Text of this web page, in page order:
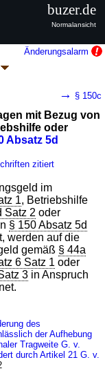
Änderungsalarm
- (SGB XI)
geändert durch
Übergangsrecht
der durch das
verursachten
→ § 150c
mit Bezug von
oder
Absatz 5d
zitiert
im
1, Betriebshilfe
Satz 2 oder
§ 150 Absatz 5d
werden auf die
gemäß § 44a
6 Satz 1 oder
3 in Anspruch
des
der Aufhebung
Tragweite G. v.
durch Artikel 21 G. v.
buzer.de
Normalansicht